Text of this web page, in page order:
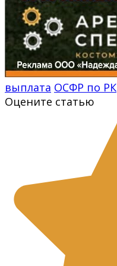
выплата ОСФР по РК
Оцените статью